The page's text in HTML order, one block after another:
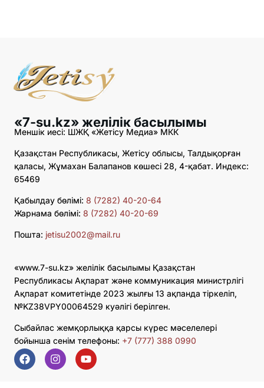
«7-su.kz» желілік басылымы
Меншік иесі: ШЖҚ «Жетісу Медиа» МКК
Қазақстан Республикасы, Жетісу облысы, Талдықорған
қаласы, Жұмахан Балапанов көшесі 28, 4-қабат. Индекс:
65469
Қабылдау бөлімі: 8 (7282) 40-20-64
Жарнама бөлімі: 8 (7282) 40-20-69
Пошта: jetisu2002@mail.ru
«www.7-su.kz» желілік басылымы Қазақстан
Республикасы Ақпарат және коммуникация министрлігі
Ақпарат комитетінде 2023 жылғы 13 ақпанда тіркеліп,
№KZ38VPY00064529 куәлігі берілген.
Сыбайлас жемқорлыққа қарсы күрес мәселелері
бойынша сенім телефоны: +7 (777) 388 0990